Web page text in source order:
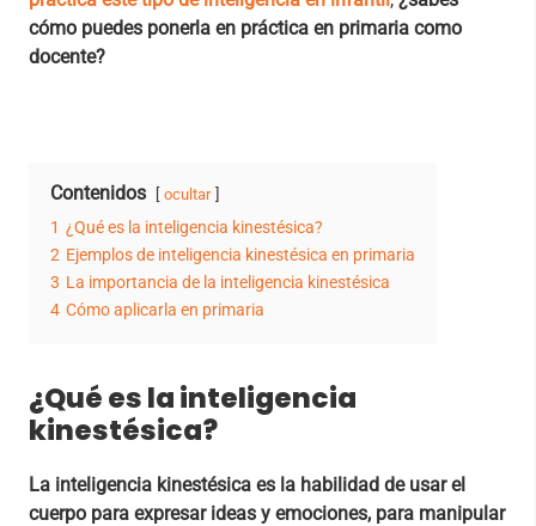
cómo puedes ponerla en práctica en primaria como
docente?
Contenidos ocultar
1 ¿Qué es la inteligencia kinestésica?
2 Ejemplos de inteligencia kinestésica en primaria
3 La importancia de la inteligencia kinestésica
4 Cómo aplicarla en primaria
¿Qué es la inteligencia
kinestésica?
La inteligencia kinestésica es la habilidad de usar el
cuerpo para expresar ideas y emociones, para manipular